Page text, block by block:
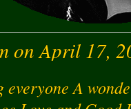
on April 17,
everyone A